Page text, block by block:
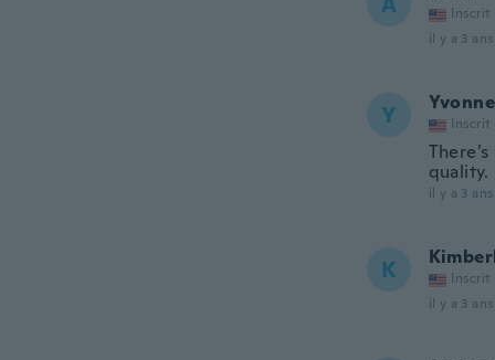
Inscrit
il y a 3 ans
Y Yvonne
Inscrit
quality.
il y a 3 ans
K Inscrit
il y a 3 ans